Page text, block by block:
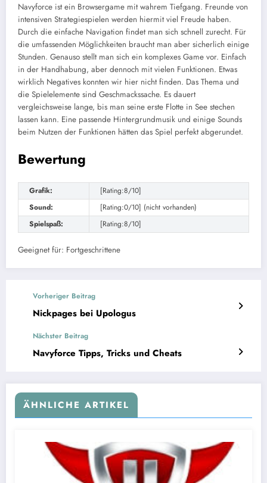
Navyforce ist ein Browsergame mit wahrem Tiefgang. Freunde von
intensiven Strategiespielen werden hiermit viel Freude haben.
Durch die einfache Navigation findet man sich schnell zurecht. Für
die umfassenden Möglichkeiten braucht man aber sicherlich einige
Stunden. Genauso stellt man sich ein komplexes Game vor. Einfach
in der Handhabung, aber dennoch mit vielen Funktionen. Etwas
wirklich Negatives konnten wir hier nicht finden. Das Thema und
die Spielelemente sind Geschmackssache. Es dauert
vergleichsweise lange, bis man seine erste Flotte in See stechen
lassen kann. Eine passende Hintergrundmusik und einige Sounds
beim Nutzen der Funktionen hätten das Spiel perfekt abgerundet.
Bewertung
Grafik:
[Rating:8/10]
Sound:
[Rating:0/10] (nicht vorhanden)
Spielspaß:
[Rating:8/10]
Geeignet für: Fortgeschrittene
Vorheriger Beitrag
Nickpages bei Upologus
Nächster Beitrag
Navyforce Tipps, Tricks und Cheats
ÄHNLICHE ARTIKEL